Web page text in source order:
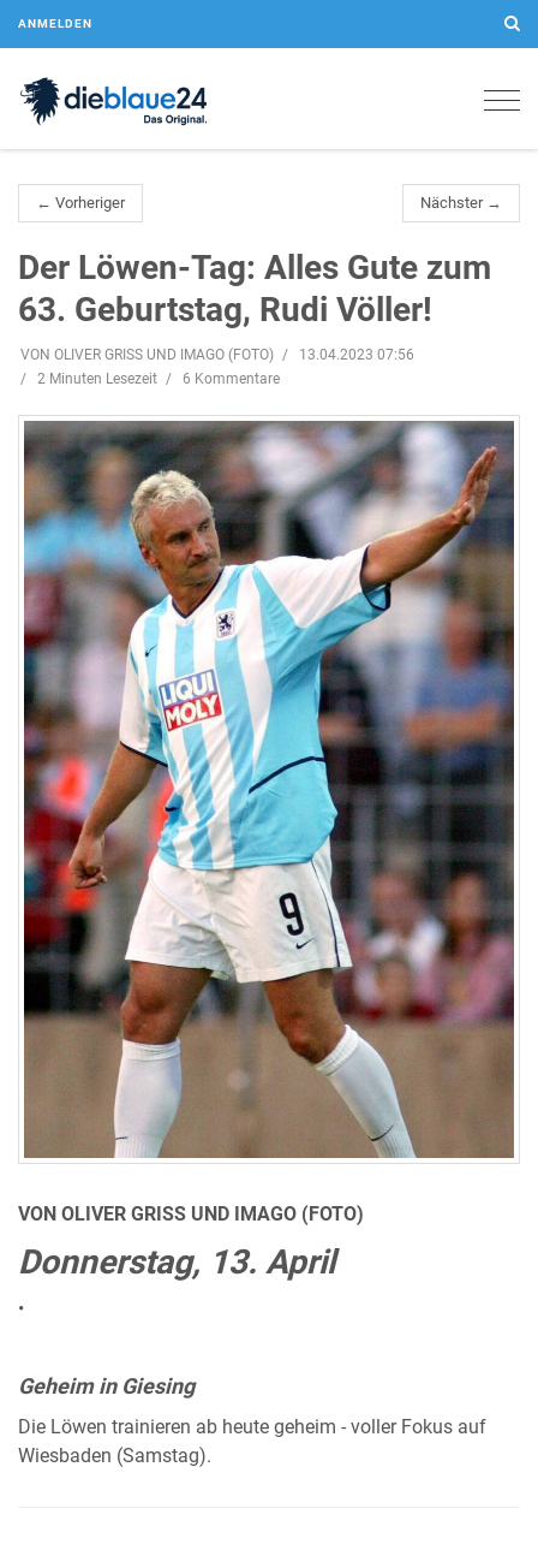
ANMELDEN
← Vorheriger Nächster →
Der Löwen-Tag: Alles Gute zum
63. Geburtstag, Rudi Völler!
VON OLIVER GRISS UND IMAGO (FOTO)
13.04.2023 07:56
2 Minuten Lesezeit
6 Kommentare
VON OLIVER GRISS UND IMAGO (FOTO)
Donnerstag, 13. April
•
Geheim in Giesing
Die Löwen trainieren ab heute geheim - voller Fokus auf
Wiesbaden (Samstag).